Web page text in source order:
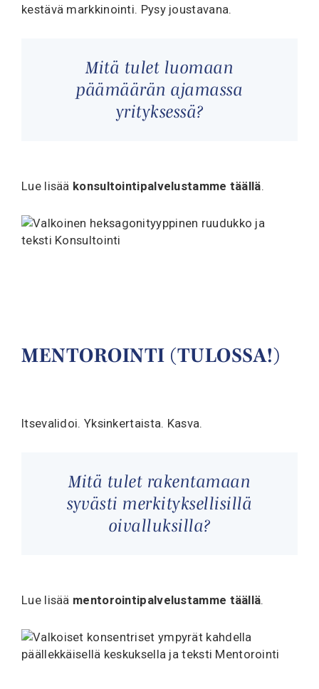
kestävä markkinointi. Pysy joustavana.
Mitä tulet luomaan
päämäärän ajamassa
yrityksessä?
Lue lisää konsultointipalvelustamme täällä.
MENTOROINTI (TULOSSA!)
Itsevalidoi. Yksinkertaista. Kasva.
Mitä tulet rakentamaan
syvästi merkityksellisillä
oivalluksilla?
Lue lisää mentorointipalvelustamme täällä.